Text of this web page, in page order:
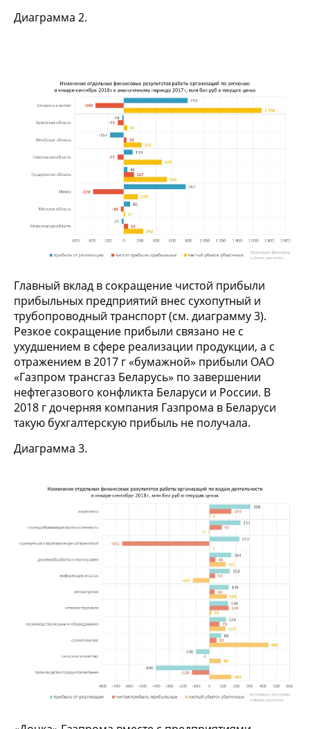
Диаграмма 2.
Главный вклад в сокращение чистой прибыли
прибыльных предприятий внес сухопутный и
трубопроводный транспорт (см. диаграмму 3).
Резкое сокращение прибыли связано не с
ухудшением в сфере реализации продукции, а с
отражением в 2017 г «бумажной» прибыли ОАО
«Газпром трансгаз Беларусь» по завершении
нефтегазового конфликта Беларуси и России. В
2018 г дочерняя компания Газпрома в Беларуси
такую бухгалтерскую прибыль не получала.
Диаграмма 3.